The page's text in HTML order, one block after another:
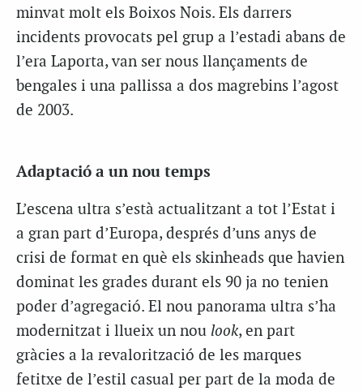
minvat molt els Boixos Nois. Els darrers
incidents provocats pel grup a l’estadi abans de
l’era Laporta, van ser nous llançaments de
bengales i una pallissa a dos magrebins l’agost
de 2003.
Adaptació a un nou temps
L’escena ultra s’està actualitzant a tot l’Estat i
a gran part d’Europa, després d’uns anys de
crisi de format en què els skinheads que havien
dominat les grades durant els 90 ja no tenien
poder d’agregació. El nou panorama ultra s’ha
modernitzat i llueix un nou look, en part
gràcies a la revalorització de les marques
fetitxe de l’estil casual per part de la moda de